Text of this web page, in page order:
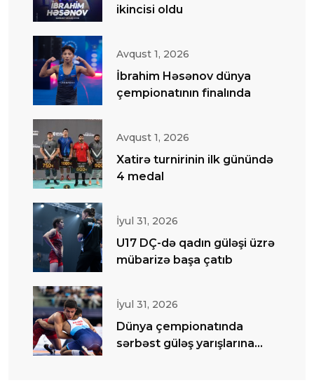
ikincisi oldu
Avqust 1, 2026
İbrahim Həsənov dünya
çempionatının finalında
Avqust 1, 2026
Xatirə turnirinin ilk günündə
4 medal
İyul 31, 2026
U17 DÇ-də qadın güləşi üzrə
mübarizə başa çatıb
İyul 31, 2026
Dünya çempionatında
sərbəst güləş yarışlarına